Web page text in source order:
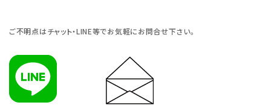
ご不明点はチャット・LINE等でお気軽にお問合せ下さい。